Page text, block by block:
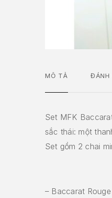
MÔ TẢ ĐÁNH
Set MFK
sắc thái: một
Set gồm 2 chai
– Baccarat